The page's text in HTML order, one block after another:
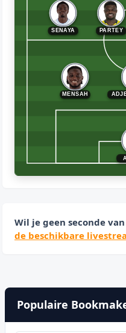
MENSAH
SENAYA PARTEY
Wil je geen seconde
de beschikbare
Populaire